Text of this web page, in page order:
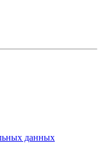
данных